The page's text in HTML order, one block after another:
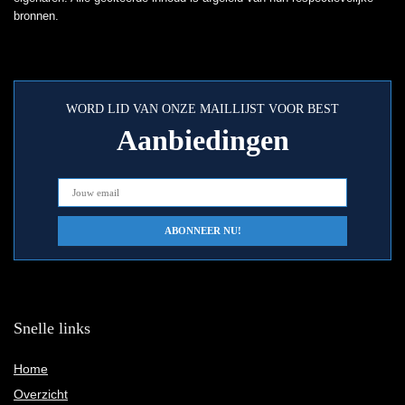
bronnen.
WORD LID VAN ONZE MAILLIJST VOOR BEST
Aanbiedingen
Snelle links
Home
Overzicht